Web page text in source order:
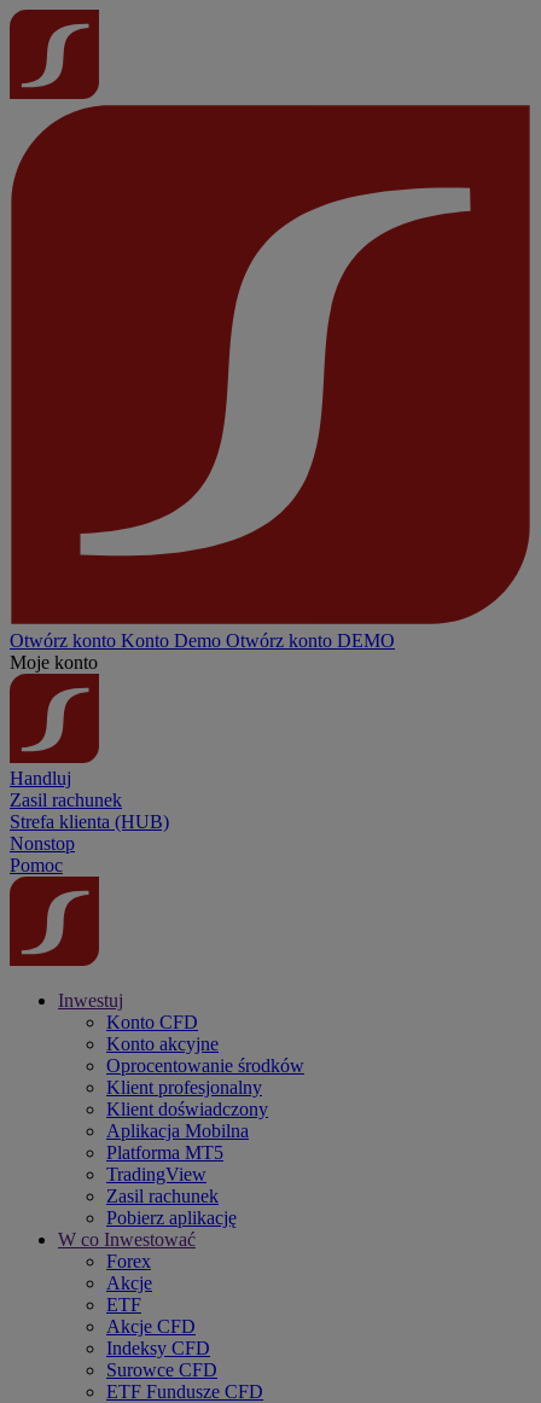
Otwórz konto Konto Demo Otwórz konto DEMO
Moje konto
Handluj
Zasil rachunek
Strefa klienta (HUB)
Nonstop
Pomoc
Inwestuj
Konto CFD
Konto akcyjne
Oprocentowanie środków
Klient profesjonalny
Klient doświadczony
Aplikacja Mobilna
Platforma MT5
TradingView
Zasil rachunek
Pobierz aplikację
W co Inwestować
Forex
Akcje
ETF
Akcje CFD
Indeksy CFD
Surowce CFD
ETF Fundusze CFD